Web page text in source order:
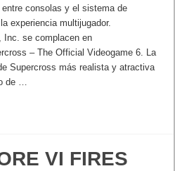
consolas y el sistema de
experiencia multijugador.
Inc. se complacen en
– The Official Videogame 6. La
Supercross más realista y atractiva
de …
VI FIRES